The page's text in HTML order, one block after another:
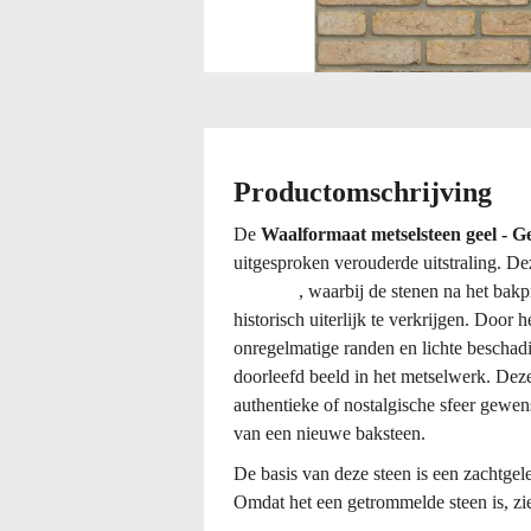
van
de
afbeeldingen-
Productomschrijving
De Waalformaat metselsteen geel -
uitgesproken verouderde uitstraling.
, waarbij de stenen na het
historisch uiterlijk te verkrijgen. Door
onregelmatige randen en lichte
doorleefd beeld in het metselwerk.
authentieke of nostalgische sfeer
van een nieuwe baksteen.
De basis van deze steen is een
Omdat het een getrommelde steen is,